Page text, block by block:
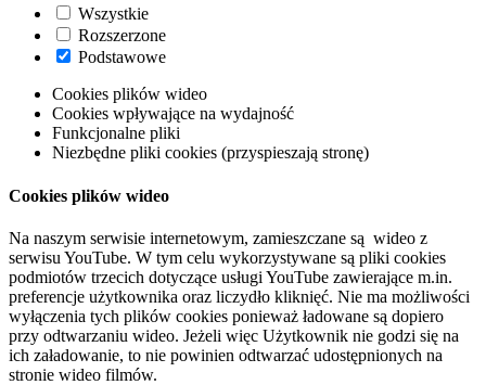
Wszystkie
Rozszerzone
Podstawowe
Cookies plików wideo
Cookies wpływające na wydajność
Funkcjonalne pliki
Niezbędne pliki cookies (przyspieszają stronę)
Cookies plików wideo
Na naszym serwisie internetowym, zamieszczane są wideo z
serwisu YouTube. W tym celu wykorzystywane są pliki cookies
podmiotów trzecich dotyczące usługi YouTube zawierające m.in.
preferencje użytkownika oraz liczydło kliknięć. Nie ma możliwości
wyłączenia tych plików cookies ponieważ ładowane są dopiero
przy odtwarzaniu wideo. Jeżeli więc Użytkownik nie godzi się na
ich załadowanie, to nie powinien odtwarzać udostępnionych na
stronie wideo filmów.